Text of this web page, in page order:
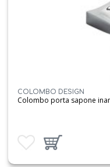
COLOMBO DESIGN
Colombo porta sapone
Aggiungi ai preferitiAggiungi prodotto al